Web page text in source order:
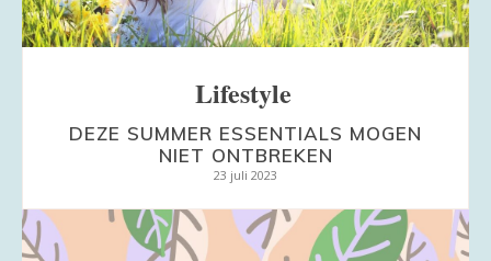
Lifestyle
DEZE SUMMER ESSENTIALS MOGEN
NIET ONTBREKEN
23 juli 2023